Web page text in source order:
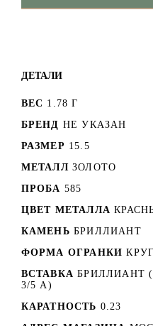
ДЕТАЛИ
ВЕС 1.78 Г
БРЕНД НЕ УКАЗАН
РАЗМЕР 15.5
МЕТАЛЛ ЗОЛОТО
ПРОБА 585
ЦВЕТ МЕТАЛЛА
КАМЕНЬ БРИЛЛИАНТ
ФОРМА ОГРАНКИ КРУГ
ВСТАВКА БРИЛЛИАНТ
3/5 А)
КАРАТНОСТЬ 0.23